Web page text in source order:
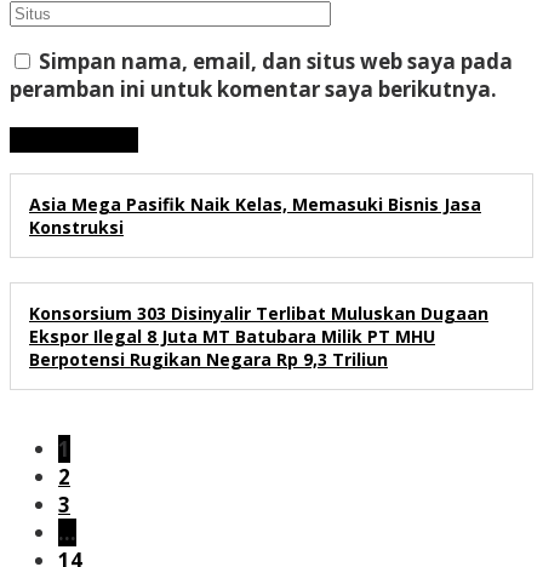
Simpan nama, email, dan situs web saya pada
peramban ini untuk komentar saya berikutnya.
Asia Mega Pasifik Naik Kelas, Memasuki Bisnis Jasa
Konstruksi
Konsorsium 303 Disinyalir Terlibat Muluskan Dugaan
Ekspor Ilegal 8 Juta MT Batubara Milik PT MHU
Berpotensi Rugikan Negara Rp 9,3 Triliun
1
2
3
…
14